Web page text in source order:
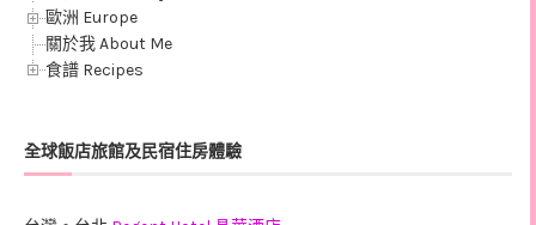
歐洲 Europe
關於我 About Me
食譜 Recipes
全球飯店旅館及民宿住房體驗